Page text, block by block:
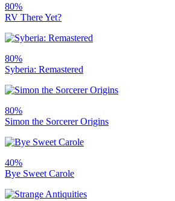
80%
RV There Yet?
80%
Syberia: Remastered
80%
Simon the Sorcerer Origins
40%
Bye Sweet Carole